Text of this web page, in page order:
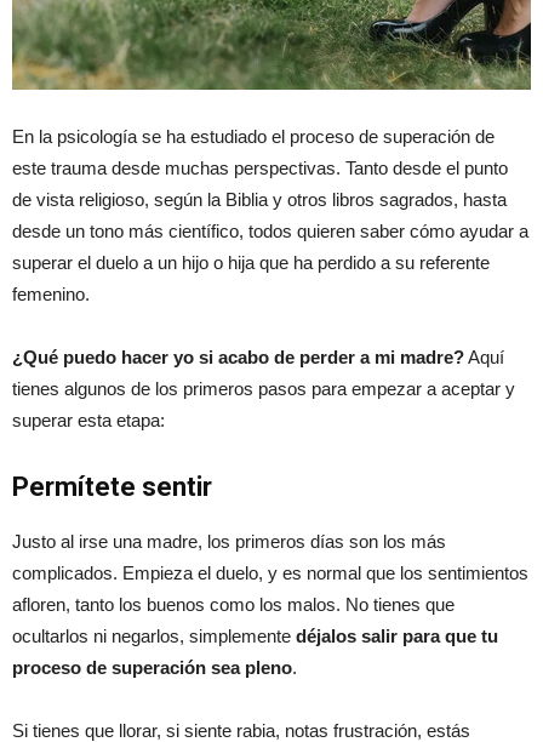
En la psicología se ha estudiado el proceso de superación de
este trauma desde muchas perspectivas. Tanto desde el punto
de vista religioso, según la Biblia y otros libros sagrados, hasta
desde un tono más científico, todos quieren saber cómo ayudar a
superar el duelo a un hijo o hija que ha perdido a su referente
femenino.
¿Qué puedo hacer yo si acabo de perder a mi madre?Aquí
tienes algunos de los primeros pasos para empezar a aceptar y
superar esta etapa:
Permítete sentir
Justo al irse una madre, los primeros días son los más
complicados. Empieza el duelo, y es normal que los sentimientos
afloren, tanto los buenos como los malos. No tienes que
ocultarlos ni negarlos, simplemente déjalos salir para que tu
proceso de superación sea pleno.
Si tienes que llorar, si siente rabia, notas frustración, estás